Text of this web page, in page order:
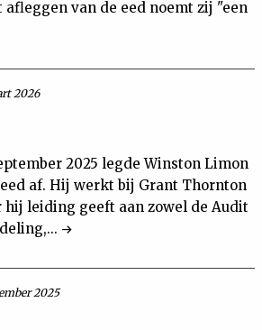
afleggen van de eed noemt zij "een
2026
2025 legde Winston Limon
af. Hij werkt bij Grant Thornton
hij leiding geeft aan zowel de Audit
2025